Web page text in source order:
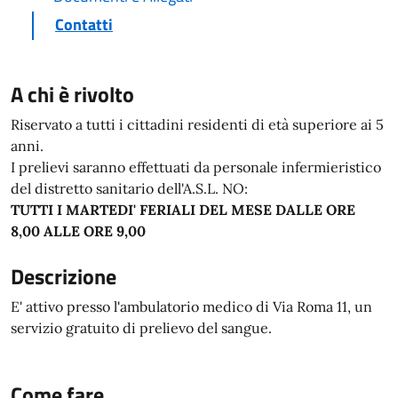
Contatti
A chi è rivolto
Riservato a tutti i cittadini residenti di età superiore ai 5
anni.
I prelievi saranno effettuati da personale infermieristico
del distretto sanitario dell'A.S.L. NO:
TUTTI I MARTEDI' FERIALI DEL MESE DALLE ORE
8,00 ALLE ORE 9,00
Descrizione
E' attivo presso l'ambulatorio medico di Via Roma 11, un
servizio gratuito di prelievo del sangue.